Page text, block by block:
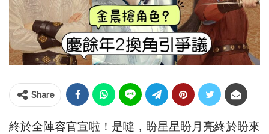
Share
終於全陣容官宣啦！是噠，盼星星盼月亮終於盼來